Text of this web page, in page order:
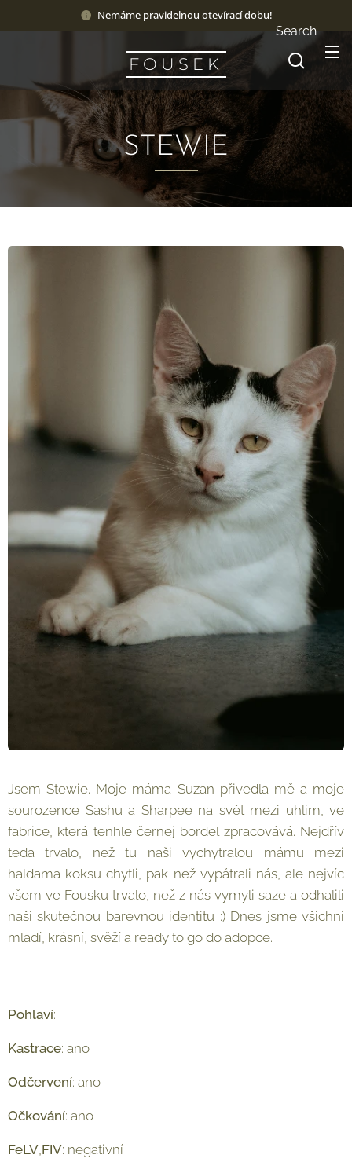
Nemáme pravidelnou otevírací dobu!
F O U S E K
Search
STEWIE
Jsem Stewie. Moje máma Suzan přivedla mě a moje
sourozence Sashu a Sharpee na svět mezi uhlim, ve
fabrice, která tenhle černej bordel zpracovává. Nejdřív
teda trvalo, než tu naši vychytralou mámu mezi
haldama koksu chytli, pak než vypátrali nás, ale nejvíc
všem ve Fousku trvalo, než z nás vymyli saze a odhalili
naši skutečnou barevnou identitu :) Dnes jsme všichni
mladí, krásní, svěží a ready to go do adopce.
Pohlaví: ♂︎
Kastrace: ano
Odčervení: ano
Očkování: ano
FeLV,FIV: negativní